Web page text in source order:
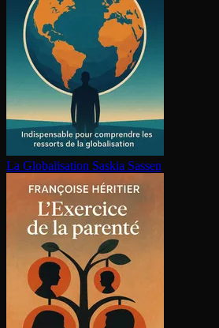
La Glo­ba­li­sa­tion Saskia Sassen